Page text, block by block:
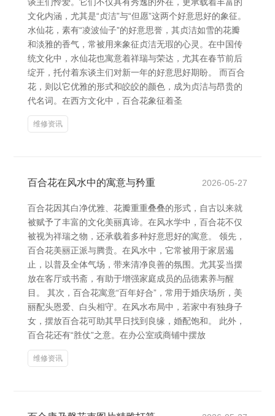
文化内涵，尤其是“贞洁”与“但愿”这两个好意思好的象征。
水仙花，素有“凌波仙子”的好意思誉，其贞洁如雪的花瓣
和淡雅的香气，常被用来象征贞洁无瑕的心灵。在中国传
统文化中，水仙花也寓意着祥瑞与荣达，尤其在春节前后
绽开，托付着东谈主们对新一年的好意思好期盼。 而百合
花，则以它优雅的形式和皎皎的颜色，成为贞洁与昂贵的
代名词。在西方文化中，百合花象征着圣
维修资讯
百合花在风水中的寓意与矜重 2026-05-27
百合花因其白净优雅、花瓣重重叠叠的形式，自古以来就
被赋予了丰富的文化美丽真谛。在风水学中，百合花不仅
被视为祥瑞之物，还承载着多种好意思好的寓意。 领先，
百合花美丽正派与腾贵。在风水中，它常被用于家居遏
止，以普及全体气场，带来清净良善的氛围。尤其妥当摆
放在客厅或书斋，有助于增强家庭成员的品德素养与醒
目。 其次，百合花寓意“百年好合”，常用于婚庆场所，美
丽配头恩爱、白头相守。在风水布局中，若家中有独身子
女，摆放百合花可助其早日找到良缘，婚配饱和。 此外，
百合花还有“胜仗”之意。在办公室或商铺中摆放
维修资讯